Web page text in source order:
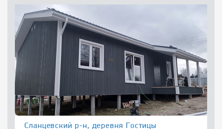
Сланцевский р-н, деревня Гостицы